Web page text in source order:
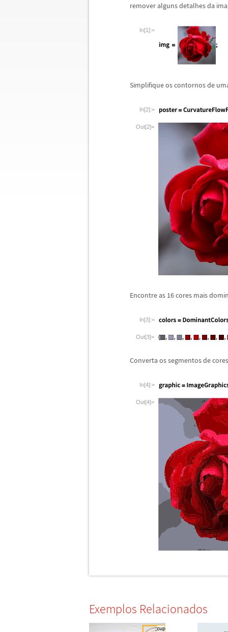
remover alguns detalhes da
In[1]:=
Simplifique os contornos de
In[2]:=
Out[2]=
Encontre as 16 cores mais
In[3]:=
Out[3]=
Converta os segmentos de
In[4]:=
Out[4]=
Exemplos Relacionados